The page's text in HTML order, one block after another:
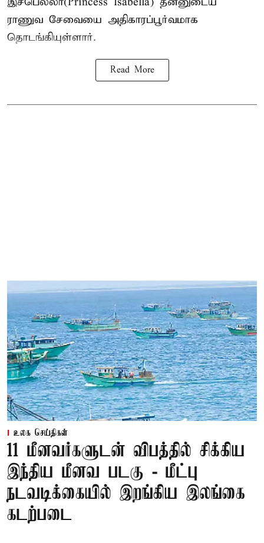
ராணுவ சேவையை அதிகாரப்பூர்வமாக
தொடங்கியுள்ளார்.
Read More
உலக செய்திகள்
11 மீனவர்களுடன் விபத்தில் சிக்கிய
இந்திய மீனவ படகு - மீட்பு
நடவடிக்கையில் இறங்கிய இலங்கை
கடற்படை